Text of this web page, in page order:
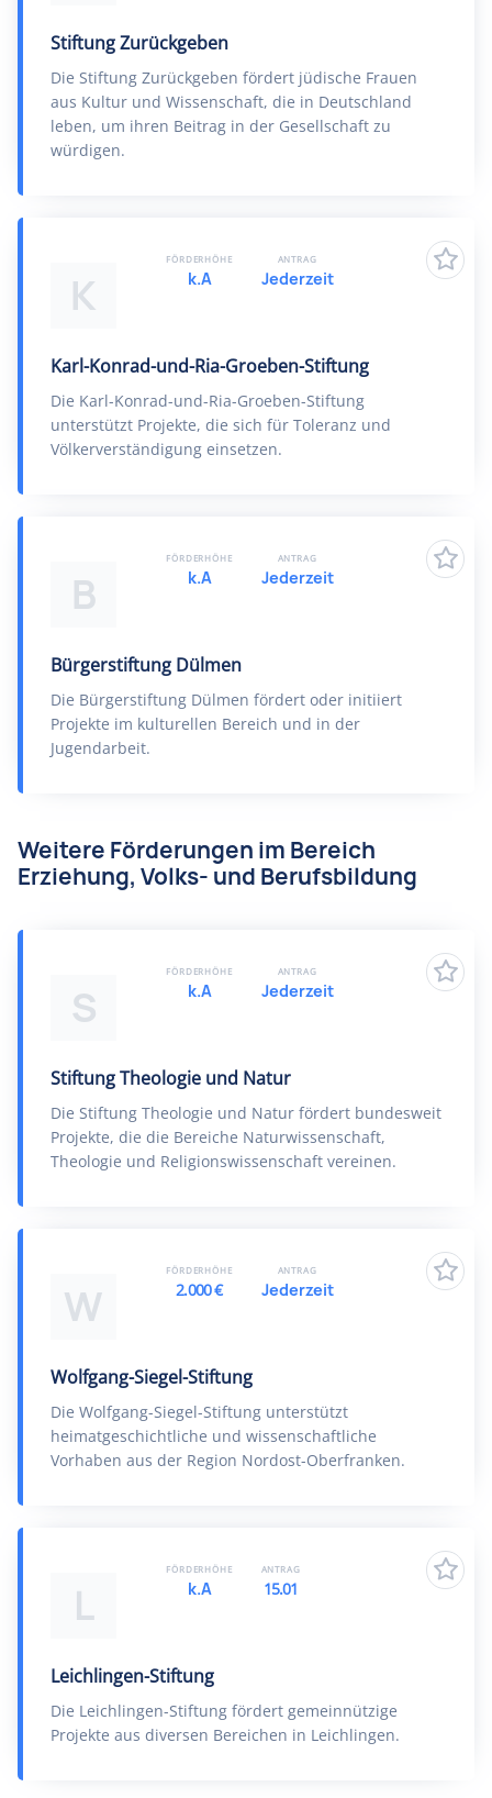
Stiftung Zurückgeben
Die Stiftung Zurückgeben fördert jüdische Frauen
aus Kultur und Wissenschaft, die in Deutschland
leben, um ihren Beitrag in der Gesellschaft zu
würdigen.
K
Karl-Konrad-und-Ria-Groeben-Stiftung
Die Karl-Konrad-und-Ria-Groeben-Stiftung
unterstützt Projekte, die sich für Toleranz und
Völkerverständigung einsetzen.
FÖRDERHÖHE
k.A
ANTRAG
Jederzeit
B
Bürgerstiftung Dülmen
Die Bürgerstiftung Dülmen fördert oder initiiert
Projekte im kulturellen Bereich und in der
Jugendarbeit.
FÖRDERHÖHE
k.A
ANTRAG
Jederzeit
Weitere Förderungen im Bereich
Erziehung, Volks- und Berufsbildung
S
Stiftung Theologie und Natur
Die Stiftung Theologie und Natur fördert bundesweit
Projekte, die die Bereiche Naturwissenschaft,
Theologie und Religionswissenschaft vereinen.
FÖRDERHÖHE
k.A
ANTRAG
Jederzeit
W
Wolfgang-Siegel-Stiftung
Die Wolfgang-Siegel-Stiftung unterstützt
heimatgeschichtliche und wissenschaftliche
Vorhaben aus der Region Nordost-Oberfranken.
FÖRDERHÖHE
2.000 €
ANTRAG
Jederzeit
L
Leichlingen-Stiftung
Die Leichlingen-Stiftung fördert gemeinnützige
Projekte aus diversen Bereichen in Leichlingen.
FÖRDERHÖHE
k.A
ANTRAG
15.01